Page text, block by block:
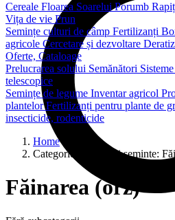
Cereale Floarea SoareluiPorumb
Vița de vie Prun
Semințe culturi de câmp Fertilizanți
agricole Cercetare și dezvoltare
Oferte, Cataloage
Prelucrarea solului Semănători
telescopice
Semințe de legume Inventar agricol
plantelorFertilizanți pentru plante de
insecticide, rodenticide
Home
Categorie inputuri si seminte:
Făinarea (orz)